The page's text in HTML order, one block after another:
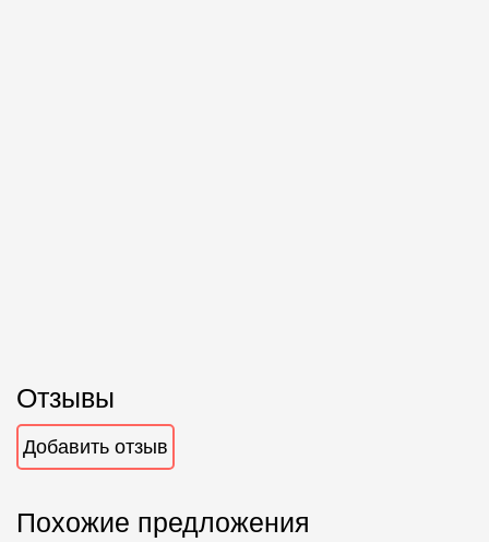
Отзывы
Добавить отзыв
Похожие предложения